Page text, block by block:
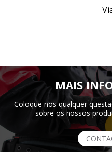
MAIS
Coloque-nos qualquer
sobre os nossos